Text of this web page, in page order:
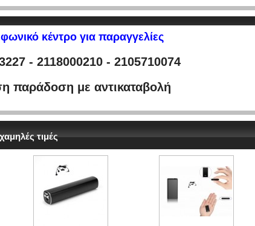
κέντρο για παραγγελίες
- 2118000210 - 2105710074
παράδοση με αντικαταβολή
τιμές